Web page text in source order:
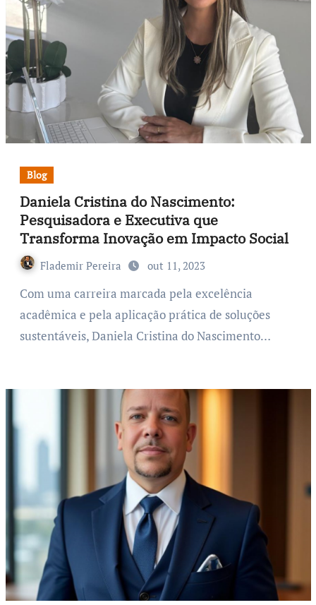
Blog
Daniela Cristina do Nascimento:
Pesquisadora e Executiva que
Transforma Inovação em Impacto Social
Flademir Pereira out 11, 2023
Com uma carreira marcada pela excelência
acadêmica e pela aplicação prática de soluções
sustentáveis, Daniela Cristina do Nascimento…